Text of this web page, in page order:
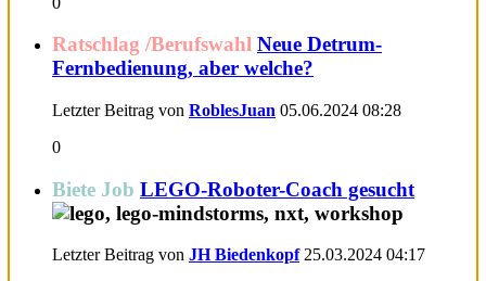
Ratschlag /Berufswahl Neue Detrum-
Fernbedienung, aber welche?
Letzter Beitrag von RoblesJuan 05.06.2024 08:28
0
Biete Job LEGO-Roboter-Coach gesucht
Letzter Beitrag von JH Biedenkopf25.03.2024 04:17